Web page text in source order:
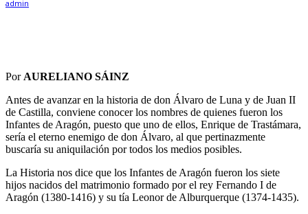
Por AURELIANO SÁINZ
Antes de avanzar en la historia de don Álvaro de Luna y de Juan II
de Castilla, conviene conocer los nombres de quienes fueron los
Infantes de Aragón, puesto que uno de ellos, Enrique de Trastámara,
sería el eterno enemigo de don Álvaro, al que pertinazmente
buscaría su aniquilación por todos los medios posibles.
La Historia nos dice que los Infantes de Aragón fueron los siete
hijos nacidos del matrimonio formado por el rey Fernando I de
Aragón (1380-1416) y su tía Leonor de Alburquerque (1374-1435).